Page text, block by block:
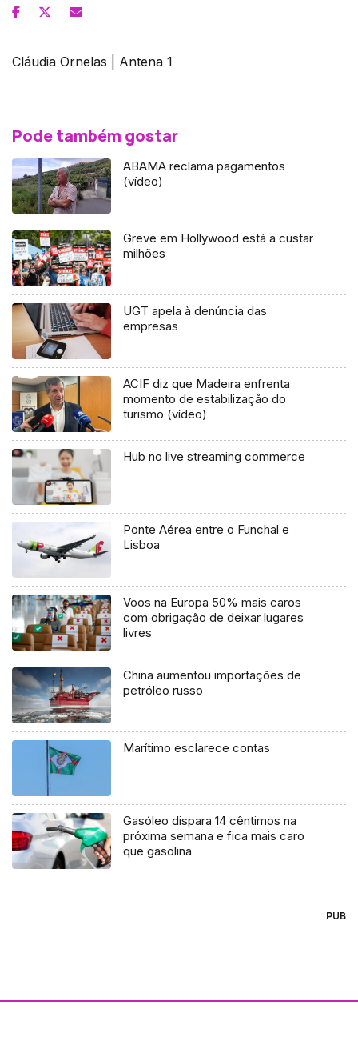
Cláudia Ornelas | Antena 1
Pode também gostar
ABAMA reclama pagamentos
(vídeo)
Greve em Hollywood está a custar
milhões
UGT apela à denúncia das
empresas
ACIF diz que Madeira enfrenta
momento de estabilização do
turismo (vídeo)
Hub no live streaming commerce
Ponte Aérea entre o Funchal e
Lisboa
Voos na Europa 50% mais caros
com obrigação de deixar lugares
livres
China aumentou importações de
petróleo russo
Marítimo esclarece contas
Gasóleo dispara 14 cêntimos na
próxima semana e fica mais caro
que gasolina
PUB